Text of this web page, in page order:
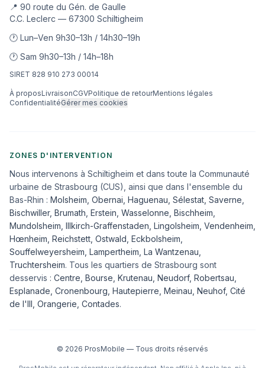
📍 90 route du Gén. de Gaulle
C.C. Leclerc — 67300 Schiltigheim
🕐 Lun–Ven 9h30–13h / 14h30–19h
🕐 Sam 9h30–13h / 14h–18h
SIRET 828 910 273 00014
À proposLivraisonCGVPolitique de retourMentions légales
ConfidentialitéGérer mes cookies
ZONES D'INTERVENTION
Nous intervenons à Schiltigheim et dans toute la Communauté
urbaine de Strasbourg (CUS), ainsi que dans l'ensemble du
Bas-Rhin : Molsheim Obernai Haguenau Sélestat Saverne
Bischwiller, Brumath Erstein Wasselonne Bischheim
Mundolsheim Illkirch-Graffenstaden Lingolsheim Vendenheim
Hœnheim Reichstett Ostwald Eckbolsheim
Souffelweyersheim, Lampertheim, La Wantzenau,
Truchtersheim. Tous les quartiers de Strasbourg sont
desservis : Centre, Bourse, Krutenau, Neudorf, Robertsau,
Esplanade, Cronenbourg, Hautepierre, Meinau, Neuhof, Cité
de l'Ill, Orangerie, Contades.
© 2026 ProsMobile — Tous droits réservés